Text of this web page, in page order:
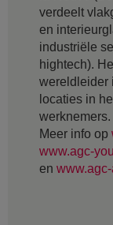
verdeelt
en
industriële
hightech).
wereldleider
locaties in
werknemers.
Meer info op
www.agc-
en